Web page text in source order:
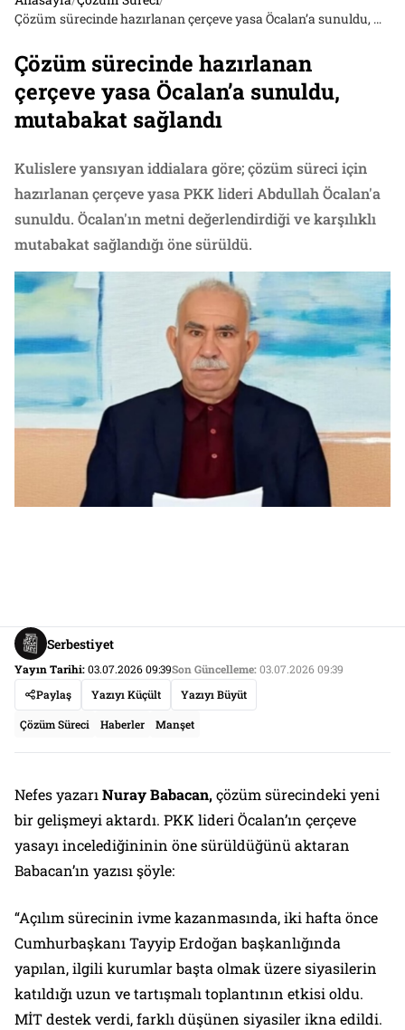
Çözüm sürecinde hazırlanan çerçeve yasa Öcalan’a sunuldu, mutabakat sağlandı
Çözüm sürecinde hazırlanan
çerçeve yasa Öcalan’a sunuldu,
mutabakat sağlandı
Kulislere yansıyan iddialara göre; çözüm süreci için
hazırlanan çerçeve yasa PKK lideri Abdullah Öcalan'a
sunuldu. Öcalan'ın metni değerlendirdiği ve karşılıklı
mutabakat sağlandığı öne sürüldü.
Serbestiyet
Yayın Tarihi:03.07.2026 09:39Son Güncelleme:03.07.2026 09:39
Paylaş
Yazıyı Küçült Yazıyı Büyüt
Çözüm Süreci Haberler Manşet
Nefes yazarı Nuray Babacan,çözüm sürecindeki yeni
bir gelişmeyi aktardı. PKK lideri Öcalan’ın çerçeve
yasayı incelediğininin öne sürüldüğünü aktaran
Babacan’ın yazısı şöyle:
“Açılım sürecinin ivme kazanmasında, iki hafta önce
Cumhurbaşkanı Tayyip Erdoğan başkanlığında
yapılan, ilgili kurumlar başta olmak üzere siyasilerin
katıldığı uzun ve tartışmalı toplantının etkisi oldu.
MİT destek verdi, farklı düşünen siyasiler ikna edildi.